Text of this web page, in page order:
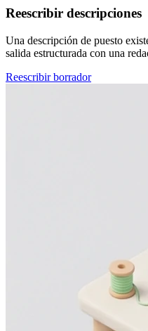
Reescribir descripciones
Una descripción de puesto
salida estructurada con una
Reescribir borrador